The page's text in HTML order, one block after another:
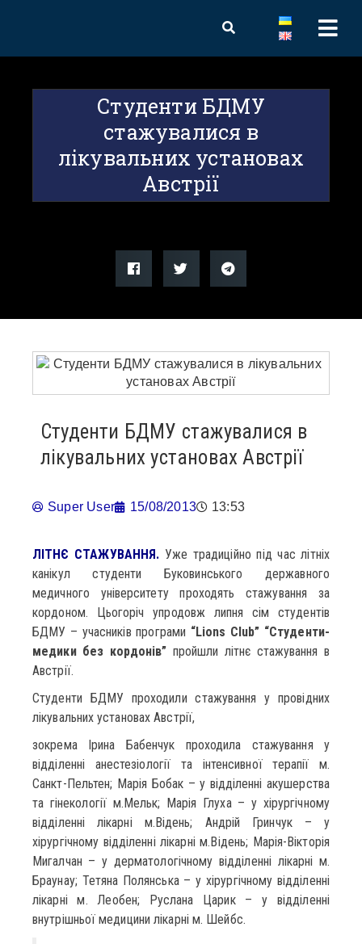
Студенти БДМУ
стажувалися в
лікувальних установах
Австрії
Студенти БДМУ стажувалися в
лікувальних установах Австрії
Super User 15/08/2013 13:53
ЛІТНЄ СТАЖУВАННЯ. Уже традиційно під час літніх
канікул студенти Буковинського державного
медичного університету проходять стажування за
кордоном. Цьогоріч упродовж липня сім студентів
БДМУ – учасників програми “Lions Club” “Студенти-
медики без кордонів” пройшли літнє стажування в
Австрії.
Студенти БДМУ проходили стажування у провідних
лікувальних установах Австрії,
зокрема Ірина Бабенчук проходила стажування у
відділенні анестезіології та інтенсивної терапії м.
Санкт-Пельтен; Марія Бобак – у відділенні акушерства
та гінекології м.Мельк; Марія Глуха – у хірургічному
відділенні лікарні м.Відень; Андрій Гринчук – у
хірургічному відділенні лікарні м.Відень; Марія-Вікторія
Мигалчан – у дерматологічному відділенні лікарні м.
Браунау; Тетяна Полянська – у хірургічному відділенні
лікарні м. Леобен; Руслана Царик – у відділенні
внутрішньої медицини лікарні м. Шейбс.